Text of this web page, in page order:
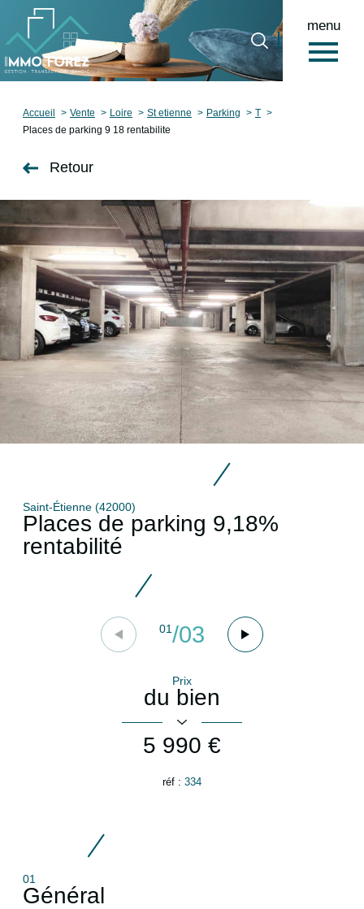
menu
Accueil
0
Accueil Vente Loire St etienne Parking
T
Places de parking 9 18 rentabilite
Retour
Saint-Étienne (42000)
Places de parking 9,18%
rentabilité
01/03
Prix
du bien
5 990 €
réf : 334
01
Général